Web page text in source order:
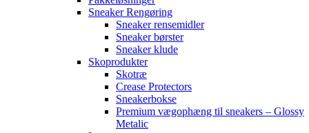
Sneaker Rengøring
Sneaker rensemidler
Sneaker børster
Sneaker klude
Skoprodukter
Skotræ
Crease Protectors
Sneakerbokse
Premium vægophæng til sneakers – Glossy
Metalic